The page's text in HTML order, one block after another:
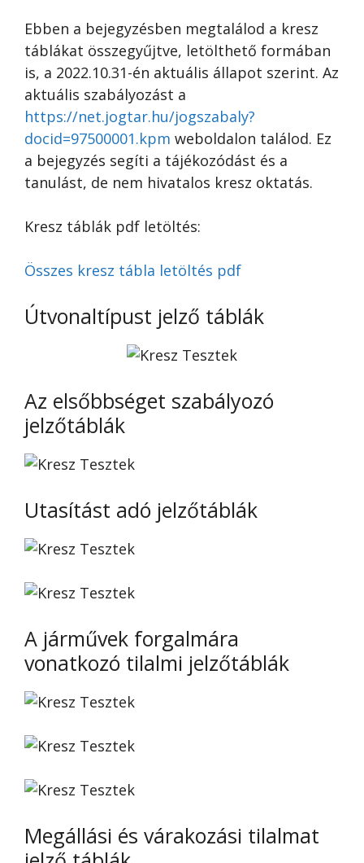
Ebben a bejegyzésben megtalálod a kresz
táblákat összegyűjtve, letölthető formában
is, a 2022.10.31-én aktuális állapot szerint. Az
aktuális szabályozást a
https://net.jogtar.hu/jogszabaly?
docid=97500001.kpm weboldalon találod. Ez
a bejegyzés segíti a tájékozódást és a
tanulást, de nem hivatalos kresz oktatás.
Kresz táblák pdf letöltés:
Összes kresz tábla letöltés pdf
Útvonaltípust jelző táblák
Az elsőbbséget szabályozó
jelzőtáblák
Utasítást adó jelzőtáblák
A járművek forgalmára
vonatkozó tilalmi jelzőtáblák
Megállási és várakozási tilalmat